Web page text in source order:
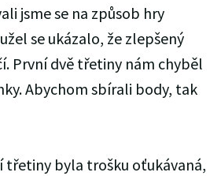
jsme se na způsob hry
se ukázalo, že zlepšený
První dvě třetiny nám chyběl
Abychom sbírali body, tak
třetiny byla trošku oťukávaná,